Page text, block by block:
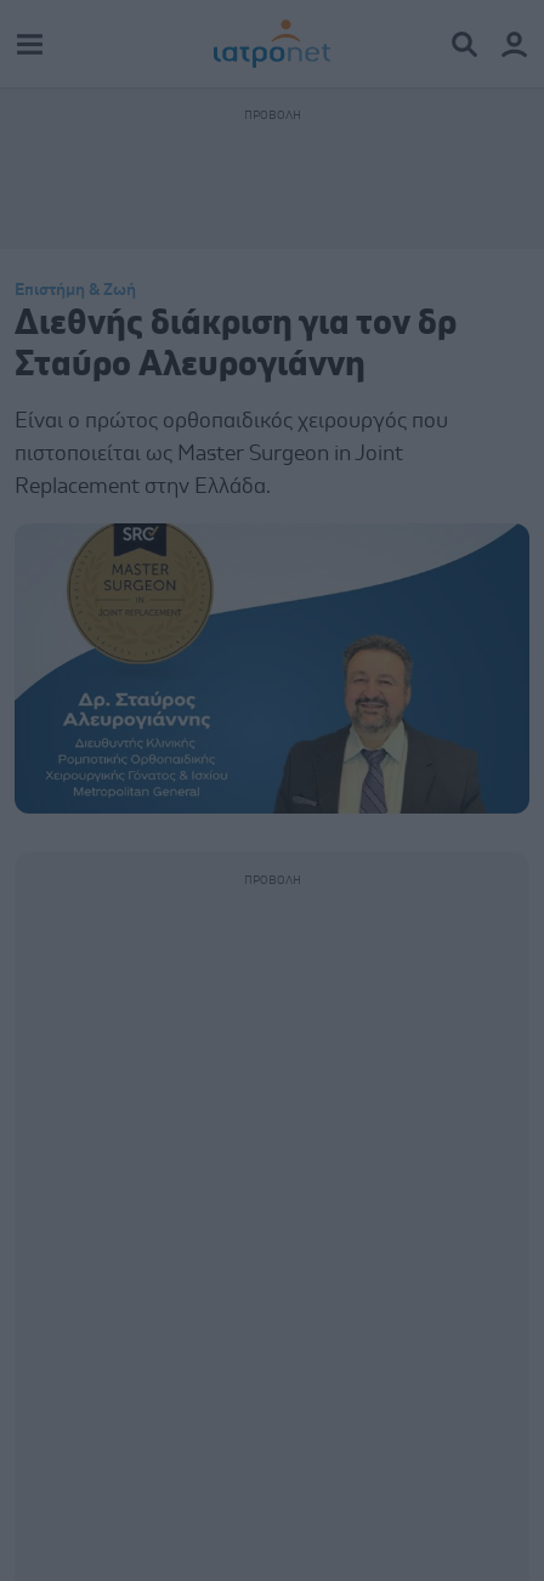
Επιστήμη & Ζωή
Διεθνής διάκριση για τον δρ
Σταύρο Αλευρογιάννη
Είναι ο πρώτος ορθοπαιδικός χειρουργός που
πιστοποιείται ως Master Surgeon in Joint
Replacement στην Ελλάδα.